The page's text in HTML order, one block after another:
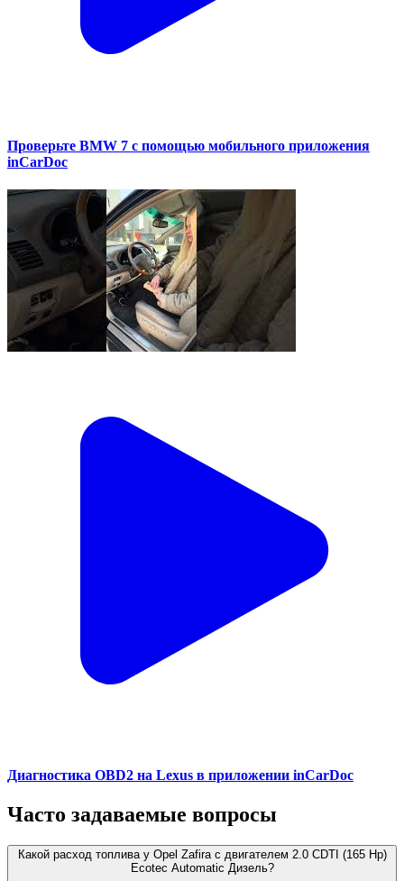
Проверьте BMW 7 с помощью мобильного приложения
inCarDoc
Диагностика OBD2 на Lexus в приложении inCarDoc
Часто задаваемые вопросы
Какой расход топлива у Opel Zafira с двигателем 2.0 CDTI (165 Hp)
Ecotec Automatic Дизель?